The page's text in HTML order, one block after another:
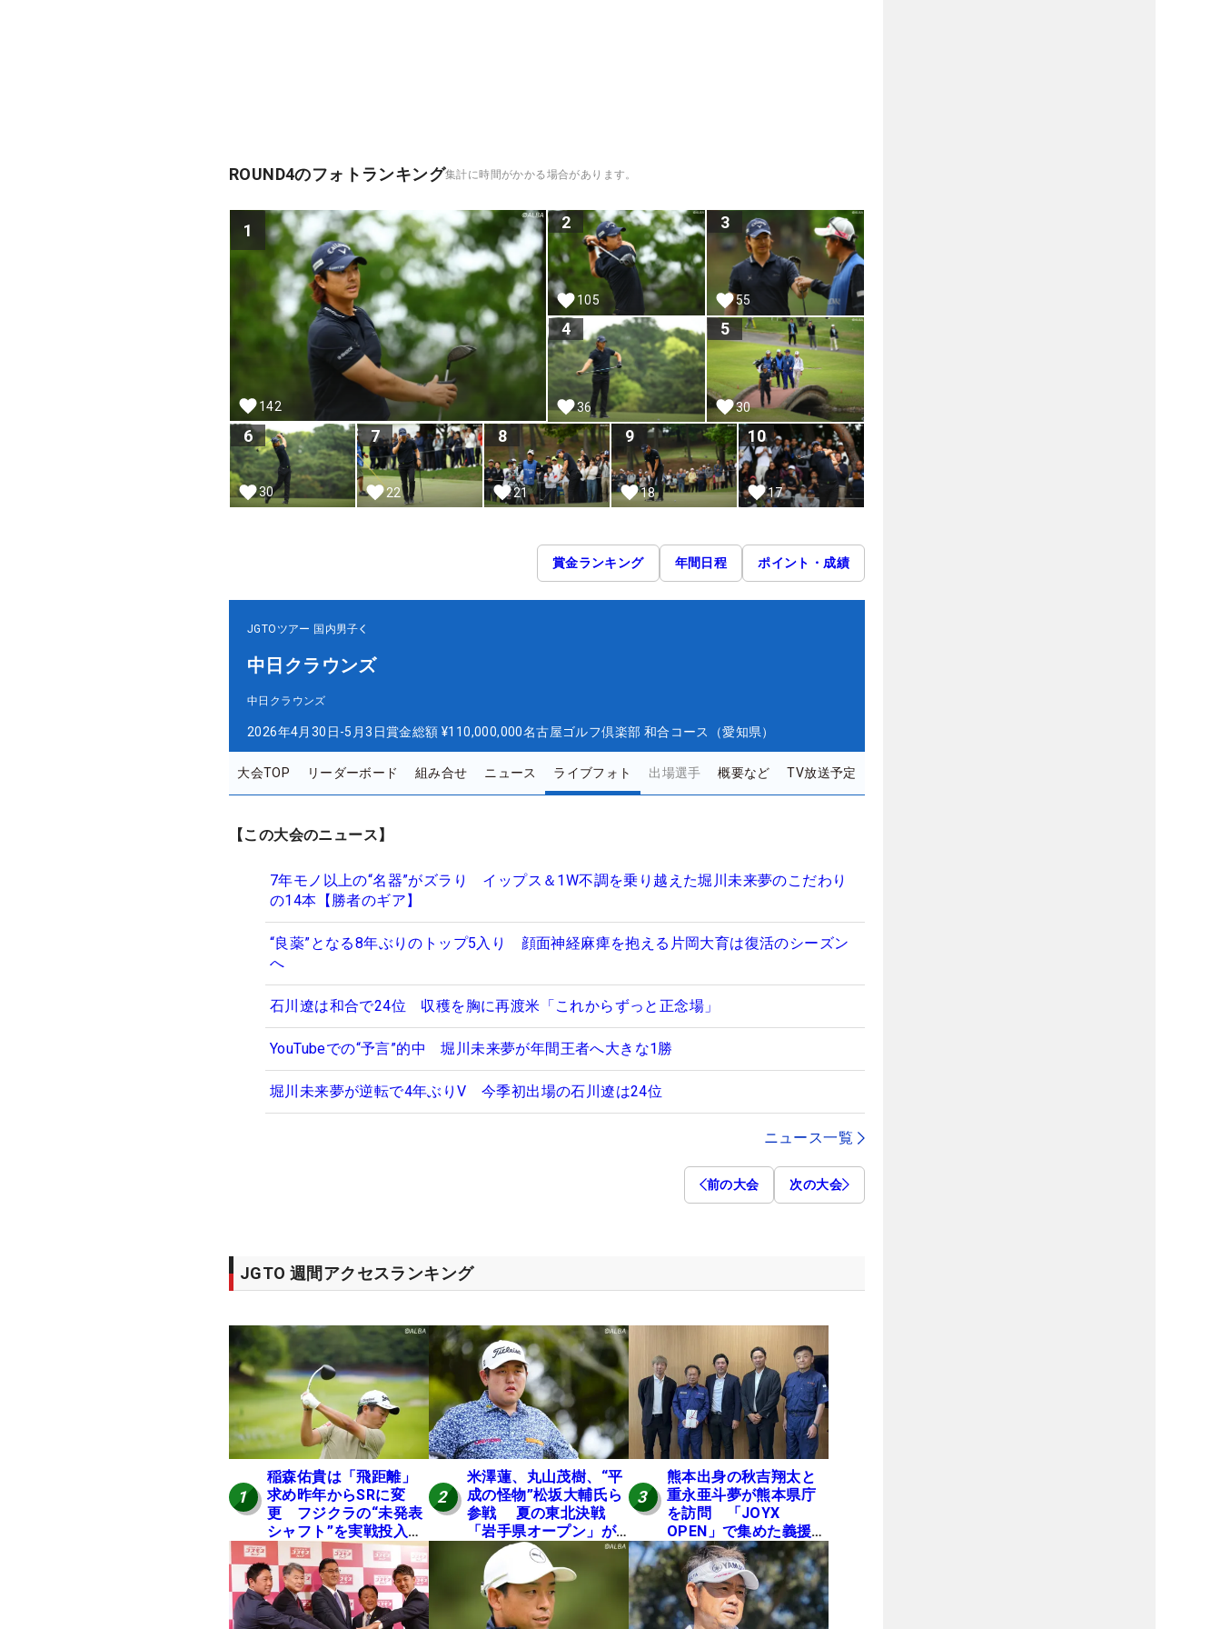
ROUND4のフォトランキング集計に時間がかかる場合があります。
1
142
2
105
3
55
4
36
5
30
6
30
7
22
8
21
9
18
10
17
賞金ランキング 年間日程 ポイント・成績
JGTOツアー 国内男子
中日クラウンズ
中日クラウンズ
2026年4月30日-5月3日賞金総額 ¥110,000,000名古屋ゴルフ倶楽部 和合コース（愛知県）
大会TOP リーダーボード 組み合せ ニュース ライブフォト 出場選手 概要など TV放送予定
【この大会のニュース】
7年モノ以上の“名器”がズラり イップス＆1W不調を乗り越えた堀川未来夢のこだわり
の14本【勝者のギア】
“良薬”となる8年ぶりのトップ5入り 顔面神経麻痺を抱える片岡大育は復活のシーズン
へ
石川遼は和合で24位 収穫を胸に再渡米「これからずっと正念場」
YouTubeでの“予言”的中 堀川未来夢が年間王者へ大きな1勝
堀川未来夢が逆転で4年ぶりV 今季初出場の石川遼は24位
ニュース一覧
前の大会 次の大会
JGTO 週間アクセスランキング
1
稲森佑貴は「飛距離」
求め昨年からSRに変
更 フジクラの“未発表
シャフト”を実戦投入し
好感触「つかまえにい
ける」【男子ツアーの
ヒトネタ！】
2
米澤蓮、丸山茂樹、“平
成の怪物”松坂大輔氏ら
参戦 夏の東北決戦
「岩手県オープン」が8
日開幕
3
熊本出身の秋吉翔太と
重永亜斗夢が熊本県庁
を訪問 「JOYX
OPEN」で集めた義援金
を贈呈